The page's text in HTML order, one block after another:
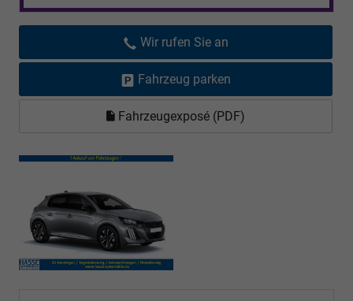
Wir rufen Sie an
Fahrzeug parken
Fahrzeugexposé (PDF)